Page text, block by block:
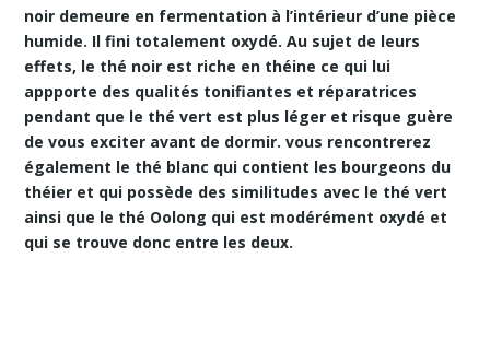
noir demeure en fermentation à l’intérieur d’une pièce
humide. Il fini totalement oxydé. Au sujet de leurs
effets, le thé noir est riche en théine ce qui lui
appporte des qualités tonifiantes et réparatrices
pendant que le thé vert est plus léger et risque guère
de vous exciter avant de dormir. vous rencontrerez
également le thé blanc qui contient les bourgeons du
théier et qui possède des similitudes avec le thé vert
ainsi que le thé Oolong qui est modérément oxydé et
qui se trouve donc entre les deux.